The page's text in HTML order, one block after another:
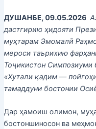
ДУШАНБЕ, 09.05.2026
дастгирию ҳидояти
муҳтарам Эмомалӣ
мероси таърихию
Тоҷикистон Симпозиуми
«Хутали қадим —
тамаддуни бостонии
Дар ҳамоиш олимон,
бостоншиносон ва